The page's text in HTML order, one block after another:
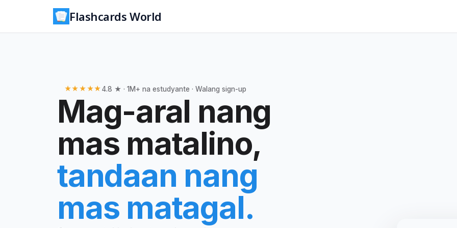
Flashcards World
★★★★★4.8 ★ · 1M+ na estudyante · Walang sign-up
Mag-aral nang
mas matalino,
tandaan nang
mas matagal.